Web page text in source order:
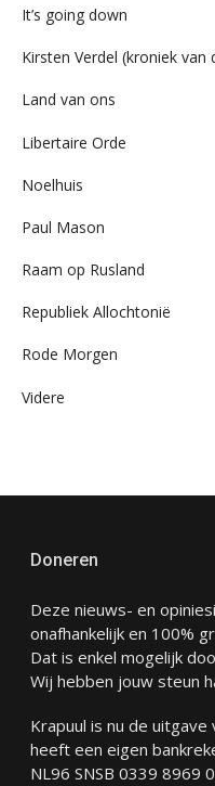
It’s going down
Kirsten Verdel (kroniek van
Land van ons
Libertaire Orde
Noelhuis
Paul Mason
Raam op Rusland
Republiek Allochtonië
Rode Morgen
Videre
Doneren
Deze nieuws- en
onafhankelijk en 100%
Dat is enkel mogelijk
Wij hebben jouw steun
Krapuul is nu de
heeft een eigen
NL96 SNSB 0339 8969